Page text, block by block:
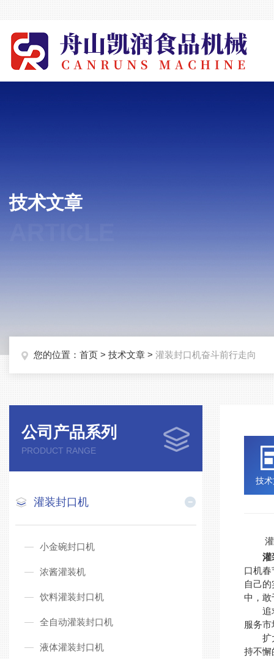
技术文章
您的位置： 首页 > 技术文章 > 灌装封口机奋斗前行走向
公司产品系列
PRODUCT RANGE
灌装封口机
小金碗封口机
浓酱灌装机
饮料灌装封口机
全自动灌装封口机
液体灌装封口机
技
灌装
灌
口机
自己
中，敢
追求
服务
扩大
持不懈